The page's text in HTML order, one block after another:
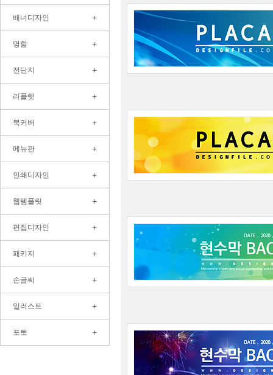
배너디자인 +
명함 +
전단지 +
리플렛 +
북커버 +
메뉴판 +
인쇄디자인 +
웹템플릿 +
편집디자인 +
패키지 +
손글씨 +
일러스트 +
포토 +